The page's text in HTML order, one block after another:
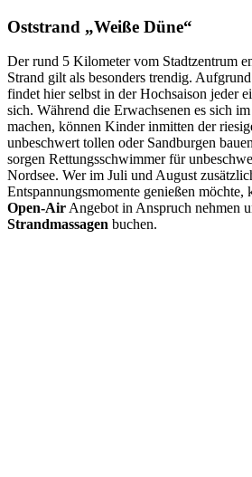
Oststrand „Weiße Düne“
Der rund 5 Kilometer vom Stadtzentrum
Strand gilt als besonders trendig.
findet hier selbst in der Hochsaison jeder
sich. Während die Erwachsenen es sich im
machen, können Kinder inmitten der
unbeschwert tollen oder Sandburgen
sorgen Rettungsschwimmer für
Nordsee. Wer im Juli und August
Entspannungsmomente genießen möchte,
Open-Air Angebot in Anspruch nehmen
Strandmassagen buchen.